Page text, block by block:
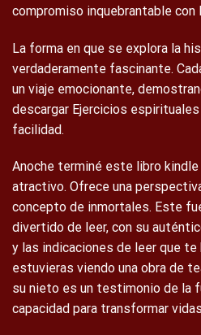
compromiso inquebrantable con
La forma en que se explora la
verdaderamente fascinante.
un viaje emocionante,
descargar Ejercicios
facilidad.
Anoche terminé este libro
atractivo. Ofrece una
concepto de inmortales. Este
divertido de leer, con su
y las indicaciones de leer que
estuvieras viendo una obra de
su nieto es un testimonio de la
capacidad para transformar